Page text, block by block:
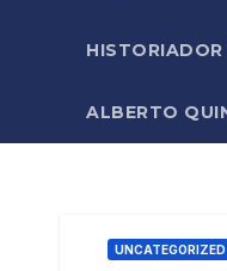
ALBERTO
UNCATEGORIZED